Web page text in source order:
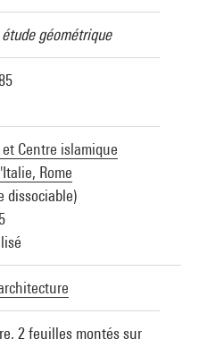
géométrique
Centre islamique
Rome
dissociable)
2 feuilles montés sur